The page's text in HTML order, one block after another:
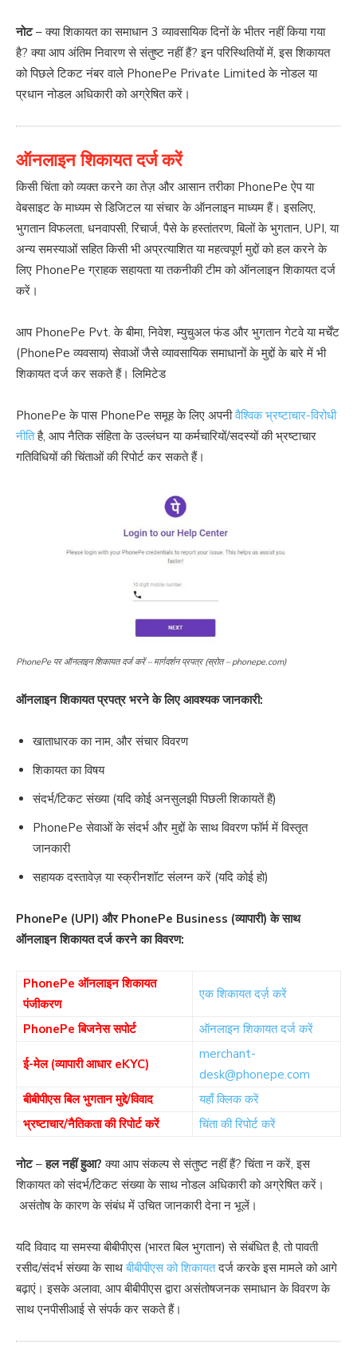
नोट– क्या शिकायत का समाधान 3 व्यावसायिक दिनों के भीतर नहीं किया गया
है? क्या आप अंतिम निवारण से संतुष्ट नहीं हैं? इन परिस्थितियों में, इस शिकायत
को पिछले टिकट नंबर वाले PhonePe Private Limited के नोडल या
प्रधान नोडल अधिकारी को अग्रेषित करें।
ऑनलाइन शिकायत दर्ज करें
किसी चिंता को व्यक्त करने का तेज़ और आसान तरीका PhonePe ऐप या
वेबसाइट के माध्यम से डिजिटल या संचार के ऑनलाइन माध्यम हैं। इसलिए,
भुगतान विफलता, धनवापसी, रिचार्ज, पैसे के हस्तांतरण, बिलों के भुगतान, UPI, या
अन्य समस्याओं सहित किसी भी अप्रत्याशित या महत्वपूर्ण मुद्दों को हल करने के
लिए PhonePe ग्राहक सहायता या तकनीकी टीम को ऑनलाइन शिकायत दर्ज
करें।
आप PhonePe Pvt. के बीमा, निवेश, म्युचुअल फंड और भुगतान गेटवे या मर्चेंट
(PhonePe व्यवसाय) सेवाओं जैसे व्यावसायिक समाधानों के मुद्दों के बारे में भी
शिकायत दर्ज कर सकते हैं। लिमिटेड
PhonePe के पास PhonePe समूह के लिए अपनीवैश्विक भ्रष्टाचार-विरोधी
नीतिहै, आप नैतिक संहिता के उल्लंघन या कर्मचारियों/सदस्यों की भ्रष्टाचार
गतिविधियों की चिंताओं की रिपोर्ट कर सकते हैं।
PhonePe पर ऑनलाइन शिकायत दर्ज करें – मार्गदर्शन प्रपत्र (स्रोत – phonepe.com)
ऑनलाइन शिकायत प्रपत्र भरने के लिए आवश्यक जानकारी:
खाताधारक का नाम, और संचार विवरण
शिकायत का विषय
संदर्भ/टिकट संख्या (यदि कोई अनसुलझी पिछली शिकायतें हैं)
PhonePe सेवाओं के संदर्भ और मुद्दों के साथ विवरण फॉर्म में विस्तृत
जानकारी
सहायक दस्तावेज़ या स्क्रीनशॉट संलग्न करें (यदि कोई हो)
PhonePe (UPI) और PhonePe Business (व्यापारी) के साथ
ऑनलाइन शिकायत दर्ज करने का विवरण:
PhonePe ऑनलाइन शिकायत
पंजीकरण
एक शिकायत दर्ज़ करें
PhonePe बिजनेस सपोर्ट ऑनलाइन शिकायत दर्ज करें
ई-मेल (व्यापारी आधार eKYC)
merchant-
desk@phonepe.com
बीबीपीएस बिल भुगतान मुद्दे/विवाद
यहाँ क्लिक करें
भ्रष्टाचार/नैतिकता की रिपोर्ट करें
चिंता की रिपोर्ट करें
नोट–हल नहीं हुआ?क्या आप संकल्प से संतुष्ट नहीं हैं? चिंता न करें, इस
शिकायत को संदर्भ/टिकट संख्या के साथ नोडल अधिकारी को अग्रेषित करें।
असंतोष के कारण के संबंध में उचित जानकारी देना न भूलें।
यदि विवाद या समस्या बीबीपीएस (भारत बिल भुगतान) से संबंधित है, तो पावती
रसीद/संदर्भ संख्या के साथबीबीपीएस को शिकायतदर्ज करके इस मामले को आगे
बढ़ाएं। इसके अलावा, आप बीबीपीएस द्वारा असंतोषजनक समाधान के विवरण के
साथ एनपीसीआई से संपर्क कर सकते हैं।